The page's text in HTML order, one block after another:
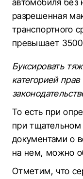
автомобиля без
разрешенная
транспортного
превышает
Буксировать
категорией
То есть при
при
документами о
на нем, можно
Отметим, что